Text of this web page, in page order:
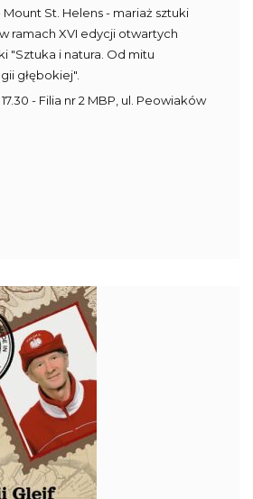
St. Helens - mariaż sztuki
ramach XVI edycji otwartych
"Sztuka i natura. Od mitu
głębokiej".
- Filia nr 2 MBP, ul. Peowiaków